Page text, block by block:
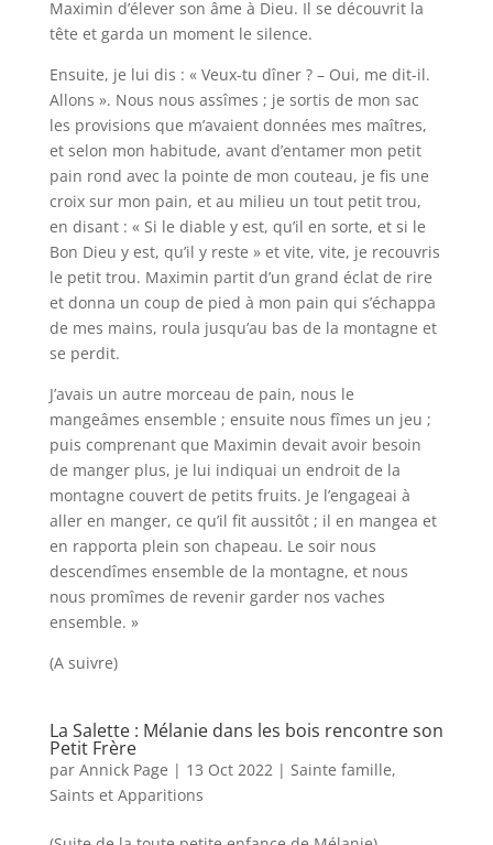
Maximin d’élever son âme à Dieu. Il se découvrit la
tête et garda un moment le silence.
Ensuite, je lui dis : « Veux-tu dîner ? – Oui, me dit-il.
Allons ». Nous nous assîmes ; je sortis de mon sac
les provisions que m’avaient données mes maîtres,
et selon mon habitude, avant d’entamer mon petit
pain rond avec la pointe de mon couteau, je fis une
croix sur mon pain, et au milieu un tout petit trou,
en disant : « Si le diable y est, qu’il en sorte, et si le
Bon Dieu y est, qu’il y reste » et vite, vite, je recouvris
le petit trou. Maximin partit d’un grand éclat de rire
et donna un coup de pied à mon pain qui s’échappa
de mes mains, roula jusqu’au bas de la montagne et
se perdit.
J’avais un autre morceau de pain, nous le
mangeâmes ensemble ; ensuite nous fîmes un jeu ;
puis comprenant que Maximin devait avoir besoin
de manger plus, je lui indiquai un endroit de la
montagne couvert de petits fruits. Je l’engageai à
aller en manger, ce qu’il fit aussitôt ; il en mangea et
en rapporta plein son chapeau. Le soir nous
descendîmes ensemble de la montagne, et nous
nous promîmes de revenir garder nos vaches
ensemble. »
(A suivre)
La Salette : Mélanie dans les bois rencontre son
Petit Frère
par Annick Page | 13 Oct 2022| Sainte famille,
Saints et Apparitions